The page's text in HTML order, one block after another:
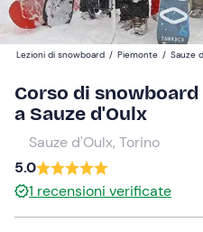
forward
to
interact
the
calendar
and
select
a
10:00
Partecipanti
170 €
Lezioni di snowboard / Piemonte / Sauze
Corso di
a Sauze d'Oulx
Sauze d'Oulx, Torino
5.0
1 recensioni verificate